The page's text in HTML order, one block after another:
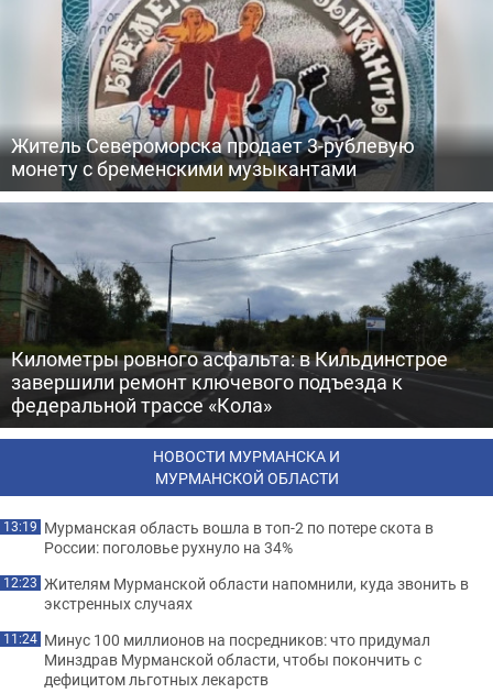
Житель Североморска продает 3-рублевую
монету с бременскими музыкантами
Километры ровного асфальта: в Кильдинстрое
завершили ремонт ключевого подъезда к
федеральной трассе «Кола»
НОВОСТИ МУРМАНСКА И
МУРМАНСКОЙ ОБЛАСТИ
13:19 Мурманская область вошла в топ-2 по потере скота в
России: поголовье рухнуло на 34%
12:23 Жителям Мурманской области напомнили, куда звонить в
экстренных случаях
11:24 Минус 100 миллионов на посредников: что придумал
Минздрав Мурманской области, чтобы покончить с
дефицитом льготных лекарств